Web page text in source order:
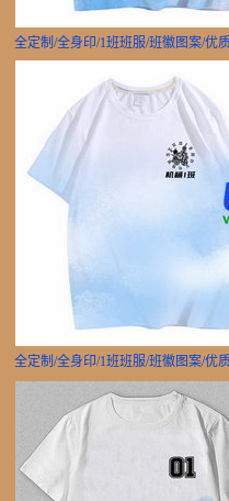
全定制/全身印/1班班服/班徽图案/优
全定制/全身印/1班班服/班徽图案/优